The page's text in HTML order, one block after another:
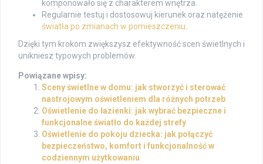
komponowało się z charakterem wnętrza.
Regularnie testuj i dostosowuj kierunek oraz natężenie
światła po zmianach w pomieszczeniu
Dzięki tym krokom zwiększysz efektywność scen świetlnych i
unikniesz typowych problemów.
Powiązane wpisy:
Sceny świetlne w domu: jak stworzyć i sterować
nastrojowym oświetleniem dla różnych potrzeb
Oświetlenie do łazienki: jak wybrać bezpieczne i
funkcjonalne światło do każdej strefy
Oświetlenie do pokoju dziecka: jak połączyć
bezpieczeństwo, komfort i funkcjonalność w
codziennym użytkowaniu